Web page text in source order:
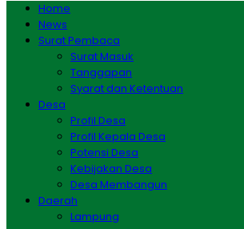
Home
News
Surat Pembaca
Surat Masuk
Tanggapan
Syarat dan Ketentuan
Desa
Profil Desa
Profil Kepala Desa
Potensi Desa
Kebijakan Desa
Desa Membangun
Daerah
Lampung